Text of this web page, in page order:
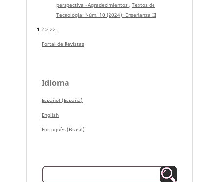
perspectiva - Agradecimientos , Textos de
Tecnología: Núm. 10 (2024): Enseñanza III
1 2 > >>
Portal de Revistas
Idioma
Español (España)
English
Português (Brasil)